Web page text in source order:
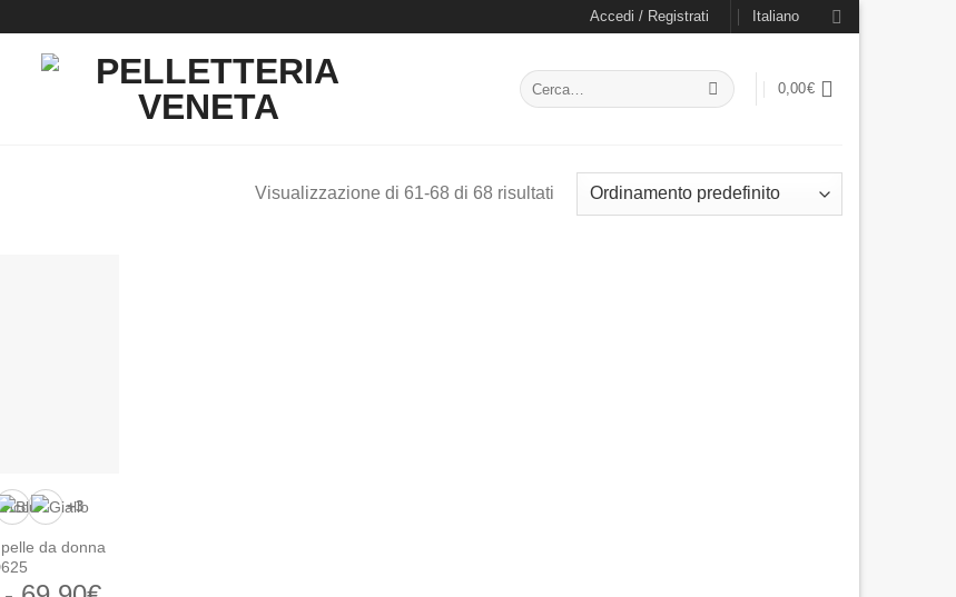
Accedi / Registrati Italiano
Cerca:
0,00€
Visualizzazione di 61-68 di 68 risultati
+3
da donna